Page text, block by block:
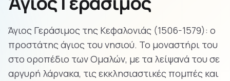
Άγιος Γεράσιμος της Κεφαλονιάς (1506-1579): ο
προστάτης άγιος του νησιού. Το μοναστήρι του
στο οροπέδιο των Ομαλών, με τα λείψανά του σε
αργυρή λάρνακα, τις εκκλησιαστικές πομπές και